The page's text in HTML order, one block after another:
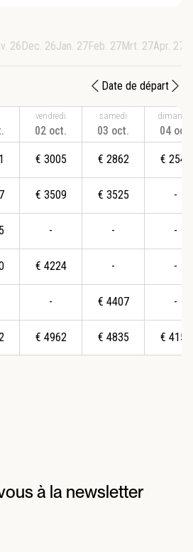
26 Dec. 26Jan. 27Feb. 27Mrt. 27Apr. 27
Date de départ
vendredi
02 oct.
€ 3005
€ 3509
-
€ 4224
-
€ 4962
samedi
03 oct.
€ 2862
€ 3525
-
-
€ 4407
€ 4835
04 oct.
€ 2548
-
-
-
-
€ 4155
à la newsletter